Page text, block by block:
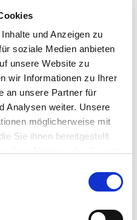
und Anzeigen zu
soziale Medien anbieten
unsere Website zu
wir Informationen zu Ihrer
an unsere Partner für
Analysen weiter. Unsere
möglicherweise mit
Sie ihnen bereitgestellt
"OK"-Button:
und deren Reste, Mittel
oder Packungen
nicht in Gewässer
indirekte Einträge über die
sowie Regen- und
Verpackung oder
lesen.